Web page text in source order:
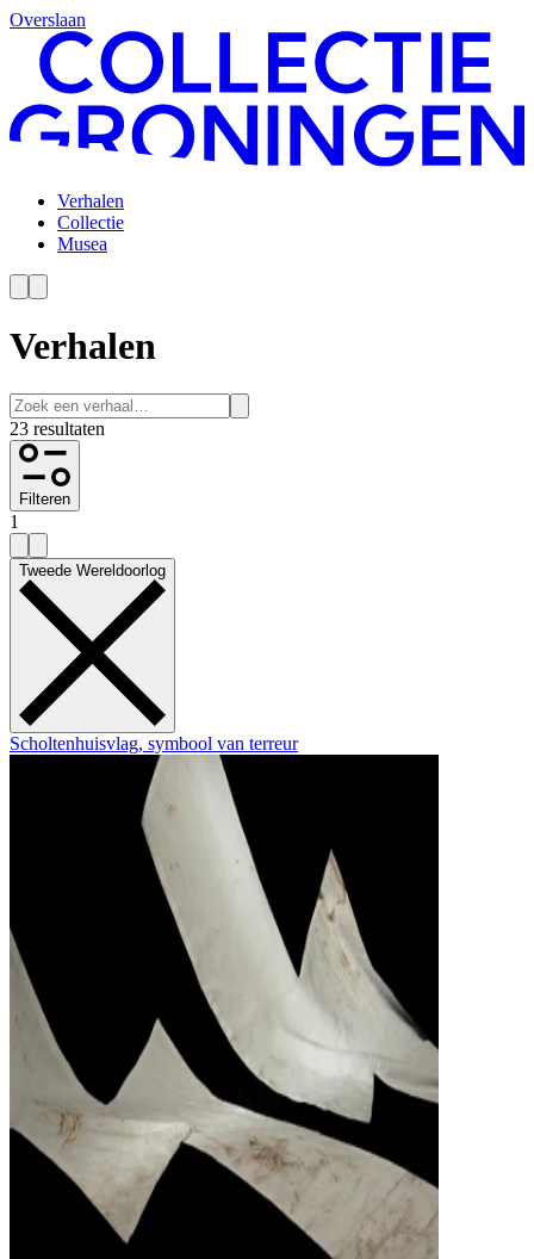
Overslaan
Verhalen
Collectie
Musea
Verhalen
23 resultaten
Filteren
1
Tweede Wereldoorlog
Scholtenhuisvlag, symbool van terreur